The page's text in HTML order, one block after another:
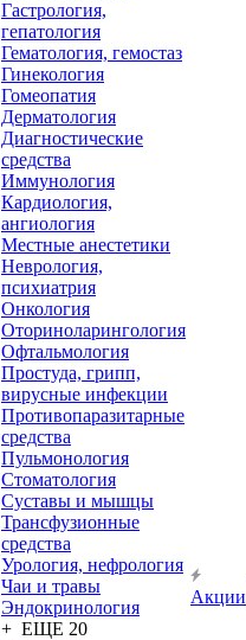
Гастрология,
гепатология
Гематология, гемостаз
Гинекология
Гомеопатия
Дерматология
Диагностические
средства
Иммунология
Кардиология,
ангиология
Местные анестетики
Неврология,
психиатрия
Онкология
Оториноларингология
Офтальмология
Простуда, грипп,
вирусные инфекции
Противопаразитарные
средства
Пульмонология
Стоматология
Суставы и мышцы
Трансфузионные
средства
Урология, нефрология
Чаи и травы
Эндокринология
+ ЕЩЕ 20
Акции